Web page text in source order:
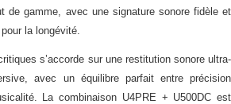
de gamme, avec une signature sonore fidèle et
la longévité.
critiques s’accorde sur une restitution sonore ultra-
avec un équilibre parfait entre précision
La combinaison U4PRE + U500DC est